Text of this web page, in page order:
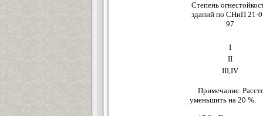
Степень
зданий по СНиП 21-
97
I
II
III,IV
Примечание.
уменьшить на 20 %.